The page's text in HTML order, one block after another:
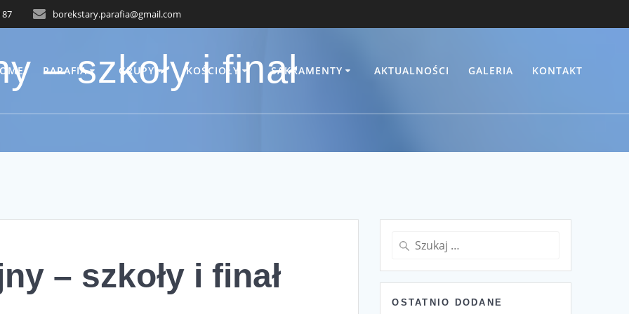
87 borekstary.parafia@gmail.com
PARAFIA GRUPY KOŚCIOŁY SAKRAMENTY AKTUALNOŚCI GALERIA KONTAKT
– szkoły i finał
– szkoły i finał
Szukaj:
OSTATNIO DODANE